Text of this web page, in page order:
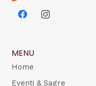
MENU
Home
Eventi & Sagre